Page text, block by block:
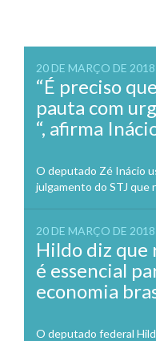
20 DE MARÇO DE 2018
“É preciso
pauta com
“, afirma
O deputado Zé Inácio
julgamento do STJ que
20 DE MARÇO DE 2018
Hildo diz
é essencial
economia
O deputado federal